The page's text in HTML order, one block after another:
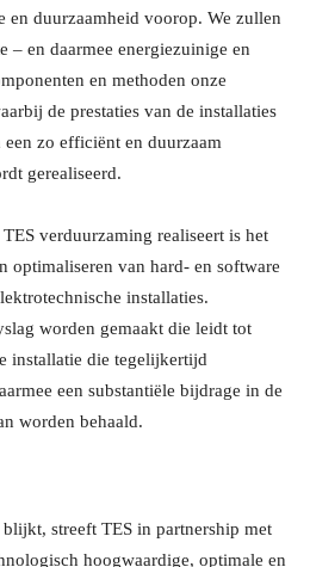
en duurzaamheid voorop. We zullen
– en daarmee energiezuinige en
en methoden onze
de prestaties van de installaties
zo efficiënt en duurzaam
gerealiseerd.
verduurzaming realiseert is het
optimaliseren van hard- en software
installaties.
worden gemaakt die leidt tot
installatie die tegelijkertijd
een substantiële bijdrage in de
worden behaald.
streeft TES in partnership met
hoogwaardige, optimale en